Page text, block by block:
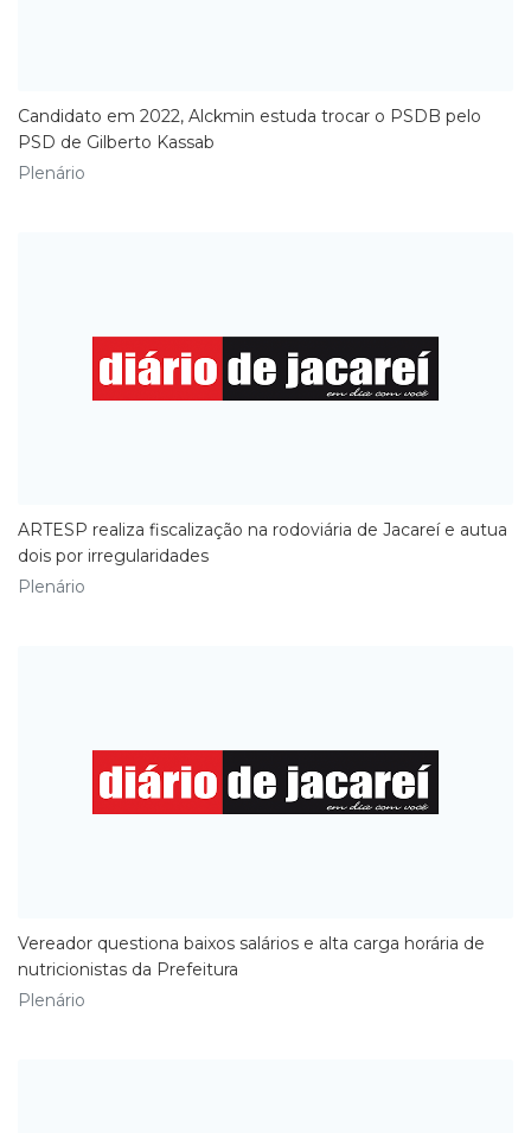
Candidato em 2022, Alckmin estuda trocar o PSDB pelo
PSD de Gilberto Kassab
Plenário
ARTESP realiza fiscalização na rodoviária de Jacareí e autua
dois por irregularidades
Plenário
​Vereador questiona baixos salários e alta carga horária de
nutricionistas da Prefeitura
Plenário